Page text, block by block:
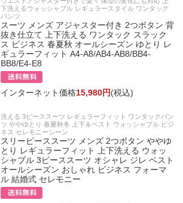
下洗えるウォッシャブル レギュラースタイル ワンタック
パンツ
スーツ メンズ アジャスター付き 2つボタン 背
抜き仕立て 上下洗える ワンタック スラック
ス ビジネス 春夏秋 オールシーズン ゆとり レ
ギュラーフィット A4-A8/AB4-AB8/BB4-
BB8/E4-E8
インターネット価格15,980円(税込)
洗える 3ピーススーツ レギュラーフィット ワンタックパン
ツ ややゆとり 春夏秋冬 上下＆ベスト ウォッシャブル ビジ
ネス セレモニーシーン
スリーピーススーツ メンズ 2つボタン ややゆ
とり レギュラーフィット 上下洗える ウォッ
シャブル 3ピーススーツ オシャレ ジレ ベスト
オールシーズン おしゃれ ビジネス フォーマ
ル 結婚式 セレモニー